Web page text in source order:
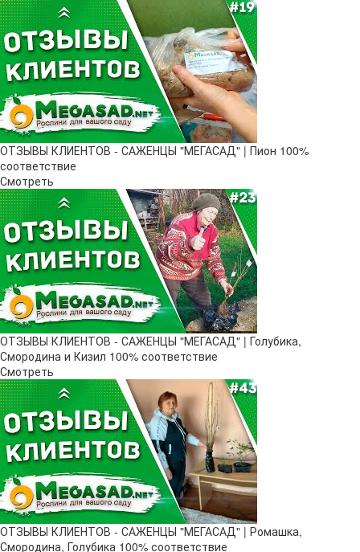
ОТЗЫВЫ КЛИЕНТОВ - САЖЕНЦЫ "МЕГАСАД" | Пион 100%
соответствие
Смотреть
ОТЗЫВЫ КЛИЕНТОВ - САЖЕНЦЫ "МЕГАСАД" | Голубика,
Смородина и Кизил 100% соответствие
Смотреть
ОТЗЫВЫ КЛИЕНТОВ - САЖЕНЦЫ "МЕГАСАД" | Ромашка,
Смородина, Голубика 100% соответствие